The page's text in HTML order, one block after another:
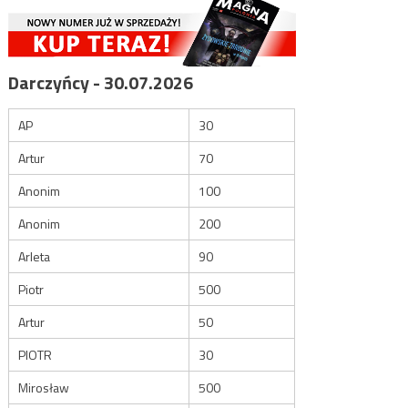
Darczyńcy - 30.07.2026
AP
30
Artur
70
Anonim
100
Anonim
200
Arleta
90
Piotr
500
Artur
50
PIOTR
30
Mirosław
500